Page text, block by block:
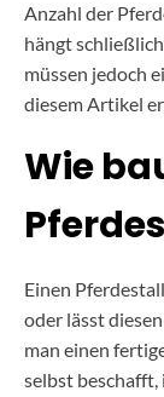
Anzahl der
hängt
müssen jedoch
diesem Artikel
Wie
Einen
oder lässt
man einen
selbst beschafft,